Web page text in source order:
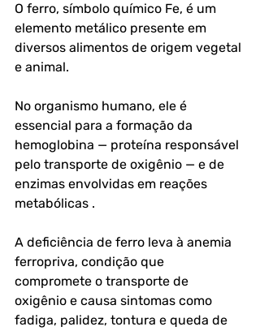
O ferro, símbolo químico Fe, é um
elemento metálico presente em
diversos alimentos de origem vegetal
e animal.
No organismo humano, ele é
essencial para a formação da
hemoglobina — proteína responsável
pelo transporte de oxigênio — e de
enzimas envolvidas em reações
metabólicas .
A deficiência de ferro leva à anemia
ferropriva, condição que
compromete o transporte de
oxigênio e causa sintomas como
fadiga, palidez, tontura e queda de